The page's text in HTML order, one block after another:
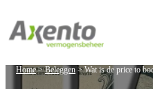
All
Accessibility
Home>Beleggen >Wat is de price to